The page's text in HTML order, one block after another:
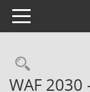
Toggle navigation
WAF 2030